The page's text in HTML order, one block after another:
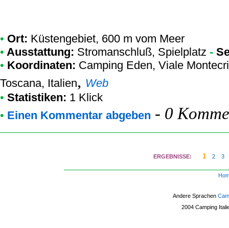
• Ort: Küstengebiet, 600 m vom Meer
• Ausstattung: Stromanschluß, Spielplatz -
• Koordinaten: Camping Eden, Viale
Toscana, Italien, Web
• Statistiken: 1 Klick
• Einen Kommentar abgeben - 0
ERGEBNISSE: 1 2 3
Andere Sprachen
2004 Camping